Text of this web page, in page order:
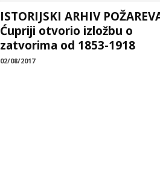
ISTORIJSKI ARHIV
Ćupriji otvorio izložbu o
zatvorima od 1853-1918
02/08/2017